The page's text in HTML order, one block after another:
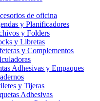
de oficina
y Planificadores
y Folders
y Libretas
y Complementos
Adhesivas y Empaques
y Tijeras
Adhesivas